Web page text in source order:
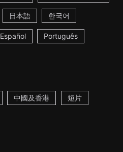
日本語 한국어
Español Português
中國及香港 短片